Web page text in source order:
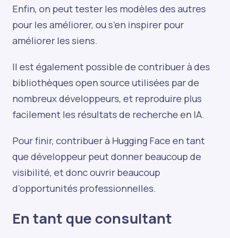
Enfin, on peut tester les modèles des autres
pour les améliorer, ou s’en inspirer pour
améliorer les siens.
Il est également possible de contribuer à des
bibliothèques open source utilisées par de
nombreux développeurs, et reproduire plus
facilement les résultats de recherche en IA.
Pour finir, contribuer à Hugging Face en tant
que développeur peut donner beaucoup de
visibilité, et donc ouvrir beaucoup
d’opportunités professionnelles.
En tant que consultant